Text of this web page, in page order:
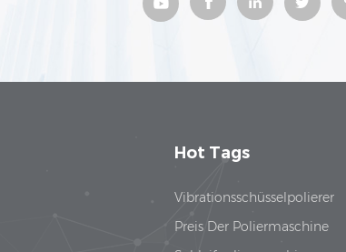
Hot Tags
Vibrationsschüsselpolierer
Preis Der Poliermaschine